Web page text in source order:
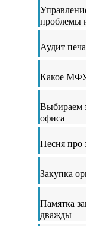
проблемы
Аудит
Какое
Выбираем
офиса
Песня про
Закупка
Памятка
дважды